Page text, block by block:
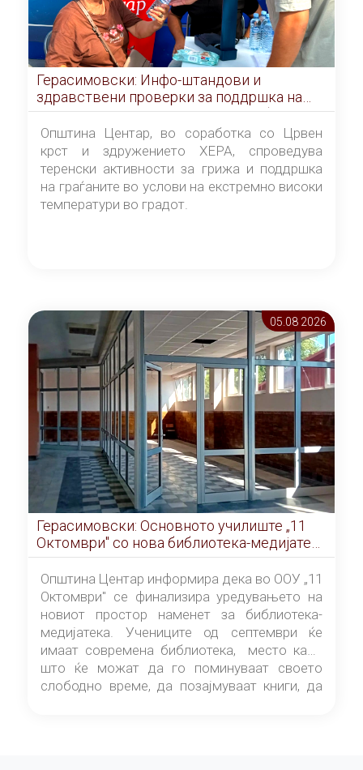
Герасимовски: Инфо-штандови и
здравствени проверки за поддршка на
граѓаните во услови на топлотен бран
Општина Центар, во соработка со Црвен
крст и здружението ХЕРА, спроведува
теренски активности за грижа и поддршка
на граѓаните во услови на екстремно високи
температури во градот.
05.08 2026
Герасимовски: Основното училиште „11
Октомври" со нова библиотека-медијатека
од септември
Општина Центар информира дека во ООУ „11
Октомври" се финализира уредувањето на
новиот простор наменет за библиотека-
медијатека. Учениците од септември ќе
имаат современа библиотека, место каде
што ќе можат да го поминуваат своето
слободно време, да позајмуваат книги, да